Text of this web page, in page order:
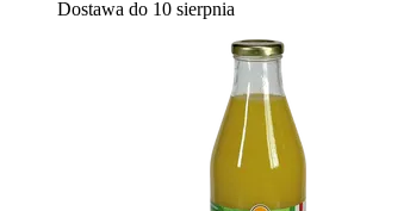
Dostawa do 10 sierpnia